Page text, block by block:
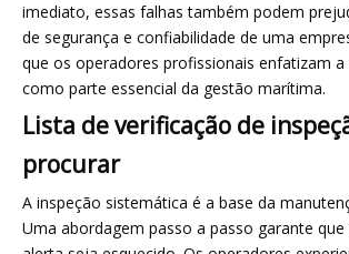
imediato, essas falhas também podem
de segurança e confiabilidade de uma
que os operadores profissionais enfatizam
como parte essencial da gestão marítima.
Lista de verificação de
procurar
A inspeção sistemática é a base da
Uma abordagem passo a passo garante que